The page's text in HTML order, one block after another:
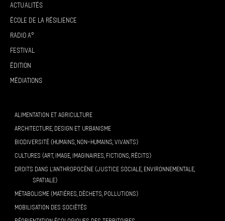
Actualités
École de la résilience
Radio A°
Festival
Édition
Médiations
ALIMENTATION ET AGRICULTURE
ARCHITECTURE, DESIGN ET URBANISME
BIODIVERSITÉ (HUMAINS, NON-HUMAINS, VIVANTS)
CULTURES (ART, IMAGE, IMAGINAIRES, FICTIONS, RÉCITS)
DROITS DANS L’ANTHROPOCÈNE (JUSTICE SOCIALE, ENVIRONNEMENTALE,
SPATIALE)
MÉTABOLISME (MATIÈRES, DÉCHETS, POLLUTIONS)
MOBILISATION DES SOCIÉTÉS